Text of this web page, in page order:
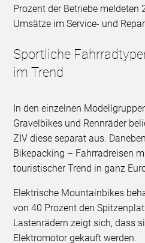
Prozent der Betriebe meldeten
Umsätze im Service- und
Sportliche
im Trend
In den einzelnen
Gravelbikes und Rennräder
ZIV diese separat aus.
Bikepacking – Fahrradreisen
touristischer Trend in ganz
Elektrische Mountainbikes
von 40 Prozent den
Lastenrädern zeigt sich, dass
Elektromotor gekauft werden.